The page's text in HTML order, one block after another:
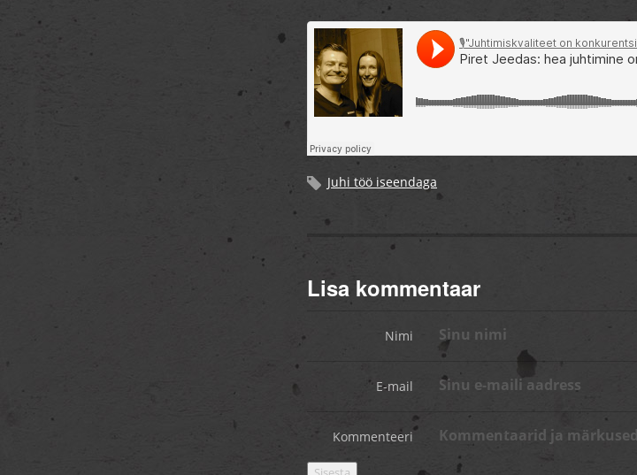
Juhi töö iseendaga
Lisa kommentaar
Nimi
E-mail
Kommenteeri